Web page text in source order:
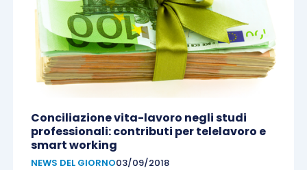
Conciliazione vita-lavoro negli studi
professionali: contributi per telelavoro e
smart working
NEWS DEL GIORNO03/09/2018